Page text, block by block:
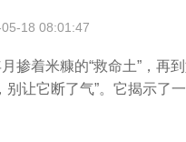
18 08:01:47
掺着米糠的“救命土”，
别让它断了气”。它揭示